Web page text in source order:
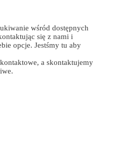
wśród dostępnych
się z nami i
opcje. Jestśmy tu aby
a skontaktujemy